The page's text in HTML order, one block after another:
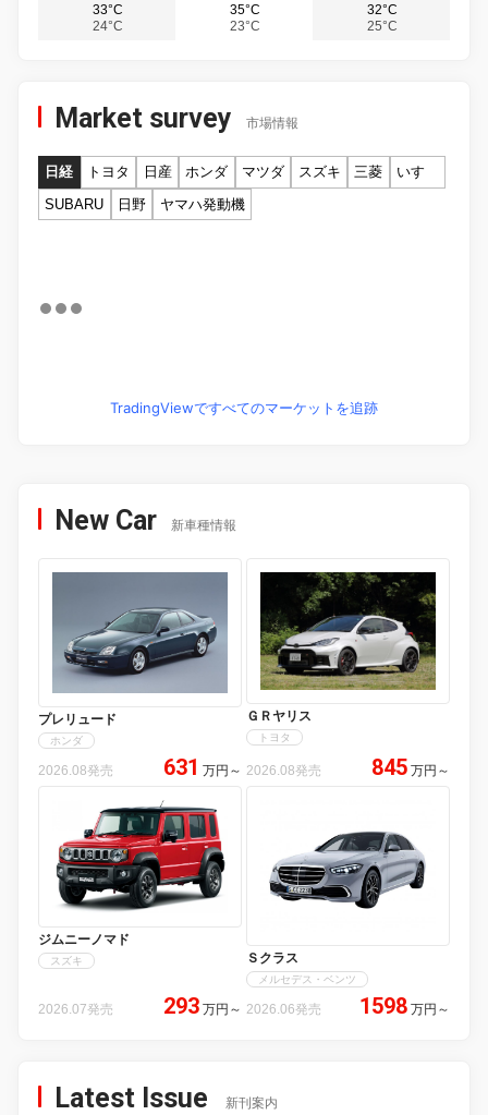
33°C
24°C
35°C
23°C
32°C
25°C
Market survey 市場情報
日経 トヨタ 日産 ホンダ マツダ スズキ 三菱
いすゞ
SUBARU
日野 ヤマハ発動機
TradingViewですべてのマーケットを追跡
New Car 新車種情報
プレリュード
ホンダ
2026.08発売 631 万円 ～
ＧＲヤリス
トヨタ
2026.08発売 845 万円 ～
ジムニーノマド
スズキ
2026.07発売 293 万円 ～
Ｓクラス
メルセデス・ベンツ
2026.06発売 1598 万円 ～
Latest Issue 新刊案内